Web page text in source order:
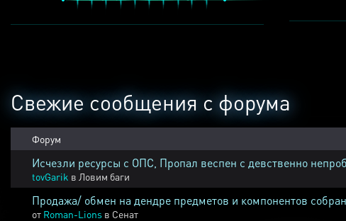
Свежие сообщения с форума
Форум
Исчезли ресурсы с ОПС, Пропал веспен с девственно
tovGarik в Ловим баги
Продажа/ обмен на дендре предметов и компонентов
от Roman-Lions в Сенат